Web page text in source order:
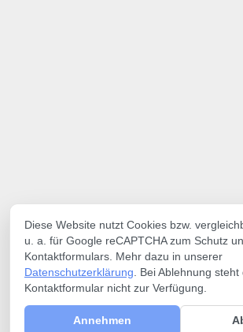
Diese Website nutzt Cookies bzw.
u. a. für Google reCAPTCHA zum Schutz
Kontaktformulars. Mehr dazu in unserer
Datenschutzerklärung . Bei Ablehnung steht
Kontaktformular nicht zur Verfügung.
Annehmen